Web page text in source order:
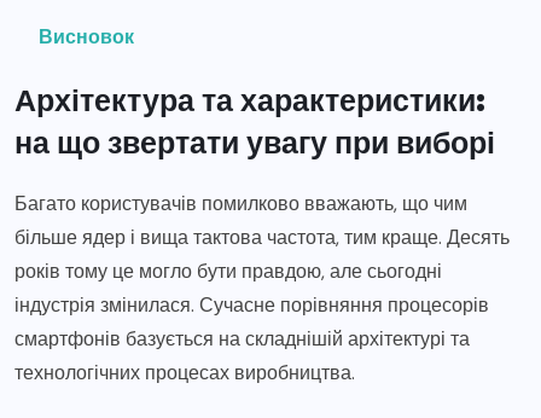
Висновок
Архітектура та характеристики:
на що звертати увагу при виборі
Багато користувачів помилково вважають, що чим
більше ядер і вища тактова частота, тим краще. Десять
років тому це могло бути правдою, але сьогодні
індустрія змінилася. Сучасне порівняння процесорів
смартфонів базується на складнішій архітектурі та
технологічних процесах виробництва.